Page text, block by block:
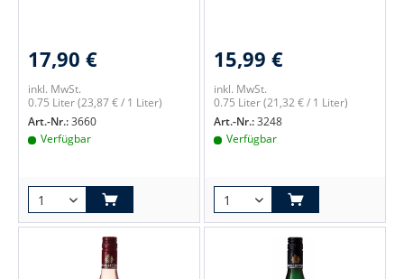
17,90 €
inkl. MwSt.
0.75 Liter(23,87 € / 1 Liter)
Art.-Nr.:3660
Verfügbar
15,99 €
inkl. MwSt.
0.75 Liter(21,32 € / 1 Liter)
Art.-Nr.:3248
Verfügbar